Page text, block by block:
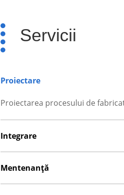
Servicii
Proiectare
Proiectarea procesului de
Integrare
Mentenanță